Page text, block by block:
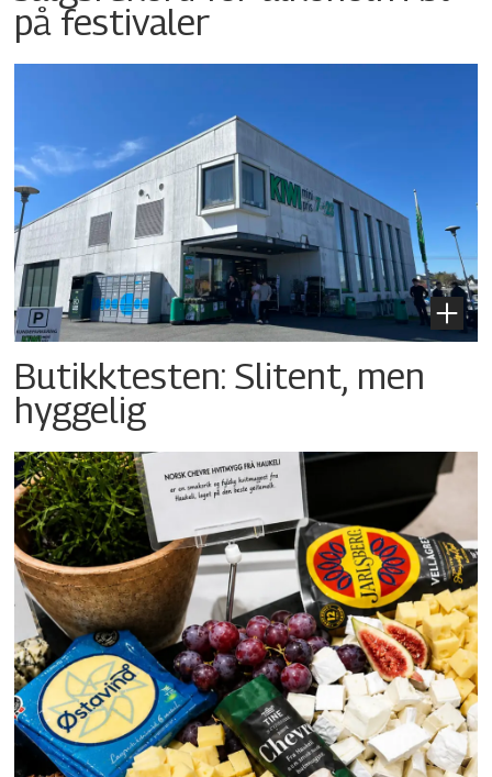
på festivaler
Butikktesten: Slitent, men
hyggelig